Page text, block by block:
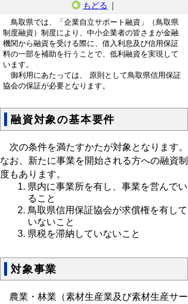
もどる ｜
鳥取県では、「企業自立サポート融資」（鳥取県
制度融資）制度により、中小企業者の皆さまが金融
機関から融資を受ける際に、借入利息及び信用保証
料の一部を補助を行うことで、低利融資を実現して
います。
御利用にあたっては、 原則として鳥取県信用保証
協会の保証が必要となります。
融資対象の基本要件
次の条件を満たすかたが対象となります。
なお、新たに事業を開始される方への融資制
度もあります。
県内に事業所を有し、事業を営んでい
ること
鳥取県信用保証協会が求償権を有して
いないこと
県税を滞納していないこと
対象事業
農業・林業（素材生産業及び素材生産サー